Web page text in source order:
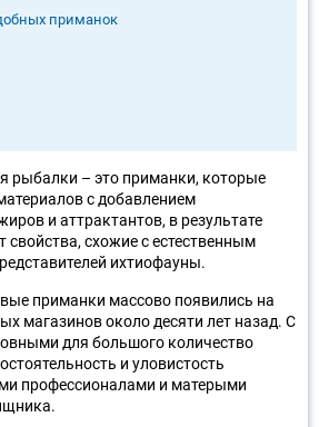
приманок
рыбалки – это приманки, которые
с добавлением
и аттрактантов, в результате
свойства, схожие с естественным
ихтиофауны.
приманки массово появились на
магазинов около десяти лет назад. С
для большого количество
и уловистость
профессионалами и матерыми